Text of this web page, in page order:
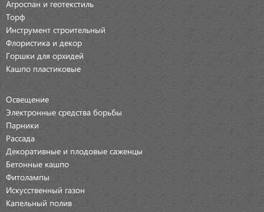
Агроспан и геотекстиль
Торф
Инструмент строительный
Флористика и декор
Горшки для орхидей
Кашпо пластиковые
Освещение
Электронные средства борьбы
Парники
Рассада
Декоративные и плодовые саженцы
Бетонные кашпо
Фитолампы
Искусственный газон
Капельный полив